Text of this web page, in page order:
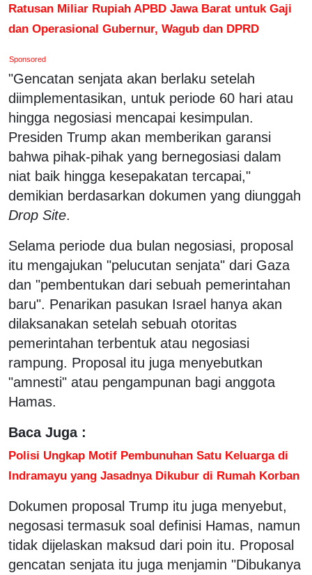
Ratusan Miliar Rupiah APBD Jawa Barat untuk Gaji
dan Operasional Gubernur, Wagub dan DPRD
Sponsored
"Gencatan senjata akan berlaku setelah
diimplementasikan, untuk periode 60 hari atau
hingga negosiasi mencapai kesimpulan.
Presiden Trump akan memberikan garansi
bahwa pihak-pihak yang bernegosiasi dalam
niat baik hingga kesepakatan tercapai,"
demikian berdasarkan dokumen yang diunggah
Drop Site.
Selama periode dua bulan negosiasi, proposal
itu mengajukan "pelucutan senjata" dari Gaza
dan "pembentukan dari sebuah pemerintahan
baru". Penarikan pasukan Israel hanya akan
dilaksanakan setelah sebuah otoritas
pemerintahan terbentuk atau negosiasi
rampung. Proposal itu juga menyebutkan
"amnesti" atau pengampunan bagi anggota
Hamas.
Baca Juga :
Polisi Ungkap Motif Pembunuhan Satu Keluarga di
Indramayu yang Jasadnya Dikubur di Rumah Korban
Dokumen proposal Trump itu juga menyebut,
negosasi termasuk soal definisi Hamas, namun
tidak dijelaskan maksud dari poin itu. Proposal
gencatan senjata itu juga menjamin "Dibukanya